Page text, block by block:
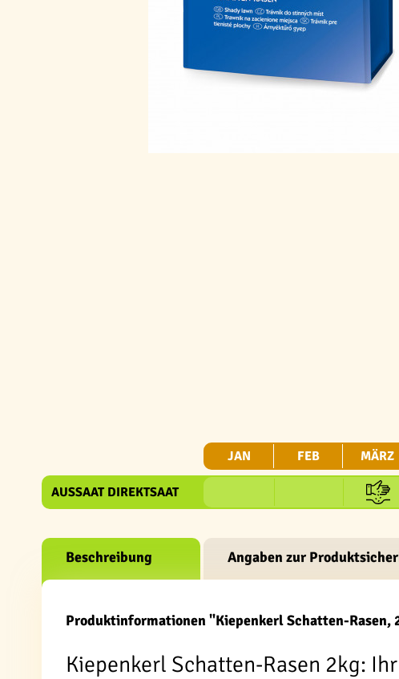
JAN FEB MÄRZ
AUSSAAT DIREKTSAAT
Beschreibung Angaben zur
Produktinformationen "Kiepenkerl Schatten-Rasen,
Kiepenkerl Schatten-Rasen 2kg: